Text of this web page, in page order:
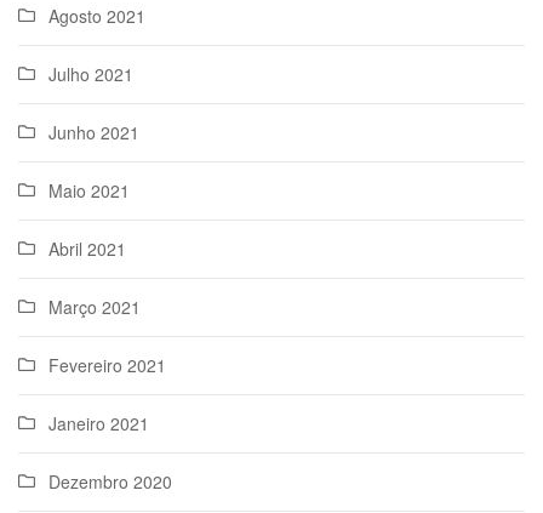
Agosto 2021
Julho 2021
Junho 2021
Maio 2021
Abril 2021
Março 2021
Fevereiro 2021
Janeiro 2021
Dezembro 2020